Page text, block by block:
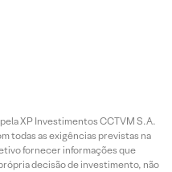
XP Investimentos CCTVM S.A.
todas as exigências previstas na
fornecer informações que
decisão de investimento, não